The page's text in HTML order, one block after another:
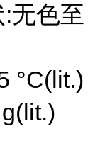
无色至
°C(lit.)